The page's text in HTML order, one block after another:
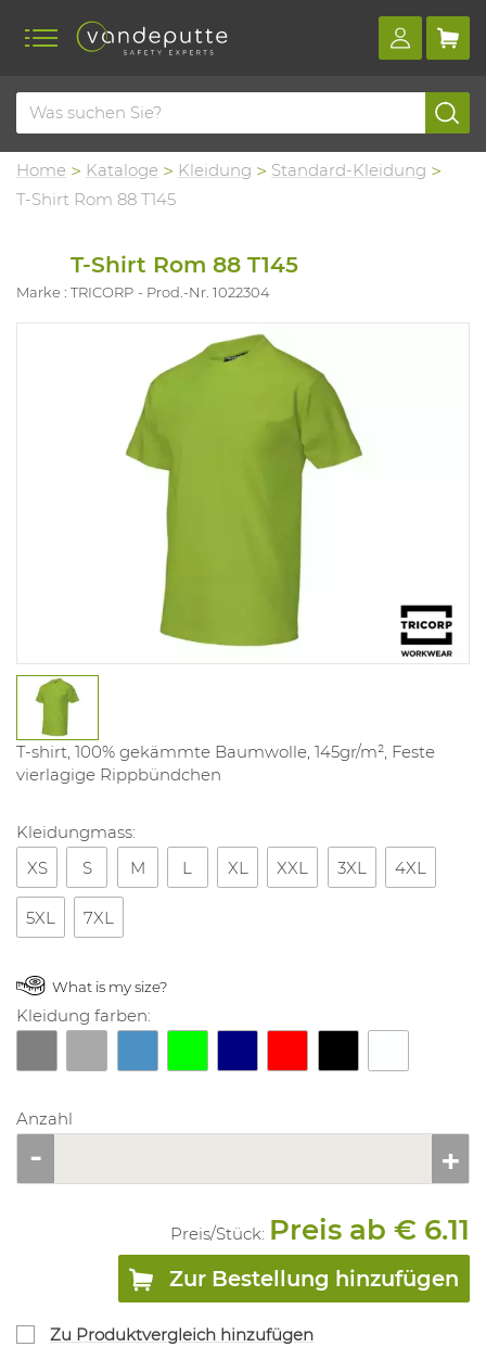
Home Kataloge Kleidung
Standard-Kleidung
T-Shirt Rom 88 T145
T-Shirt Rom 88 T145
Marke : TRICORP Prod.-Nr. 1022304
T-shirt, 100% gekämmte Baumwolle, 145gr/m², Feste
vierlagige Rippbündchen
Kleidungmass:
XS
S M L XL XXL 3XL 4XL
5XL 7XL
What is my size?
Kleidung farben:
Anzahl
Preis/Stück: Preis ab € 6.11
Zur Bestellung hinzufügen
Zu Produktvergleich hinzufügen